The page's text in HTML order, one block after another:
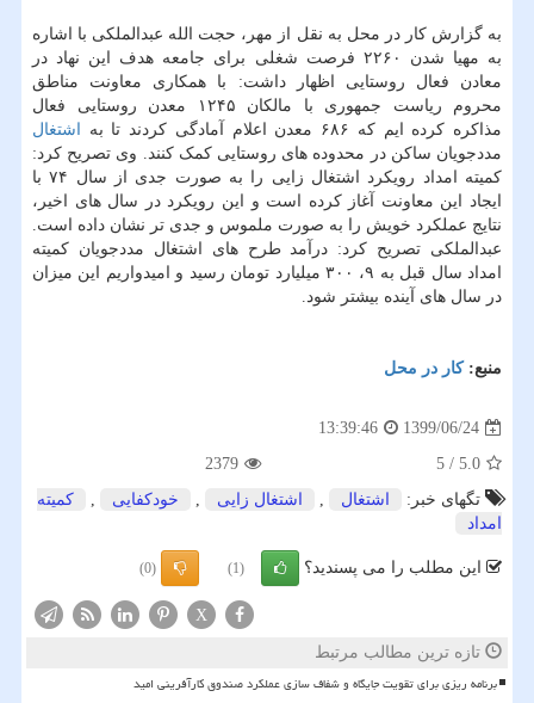
به گزارش کار در محل به نقل از مهر، حجت الله عبدالملکی با اشاره
به مهیا شدن ۲۲۶۰ فرصت شغلی برای جامعه هدف این نهاد در
معادن فعال روستایی اظهار داشت: با همکاری معاونت مناطق
محروم ریاست جمهوری با مالکان ۱۲۴۵ معدن روستایی فعال
مذاکره کرده ایم که ۶۸۶ معدن اعلام آمادگی کردند تا به
اشتغال
مددجویان ساکن در محدوده های روستایی کمک کنند. وی تصریح کرد:
کمیته امداد رویکرد اشتغال زایی را به صورت جدی از سال ۷۴ با
ایجاد این معاونت آغاز کرده است و این رویکرد در سال های اخیر،
نتایج عملکرد خویش را به صورت ملموس و جدی تر نشان داده است.
عبدالملکی تصریح کرد: درآمد طرح های اشتغال مددجویان کمیته
امداد سال قبل به ۹، ۳۰۰ میلیارد تومان رسید و امیدواریم این میزان
در سال های آینده بیشتر شود.
منبع:كار در محل
1399/06/24
13:39:46
5.0
/
5
2379
تگهای خبر:
اشتغال , اشتغال زایی , خودكفایی ,
كمیته
امداد
این مطلب را می پسندید؟ (1)
(0)
X
تازه ترین مطالب مرتبط
برنامه ریزی برای تقویت جایگاه و شفاف سازی عملکرد صندوق کارآفرینی امید